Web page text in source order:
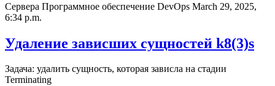
Сервера Программное обеспечение DevOps March 29, 2025,
6:34 p.m.
Удаление зависших сущностей k8(3)s
Задача: удалить сущность, которая зависла на стадии
Terminating